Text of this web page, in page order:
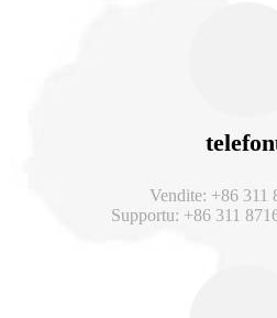
Vendite: +86 311
Supportu: +86 311